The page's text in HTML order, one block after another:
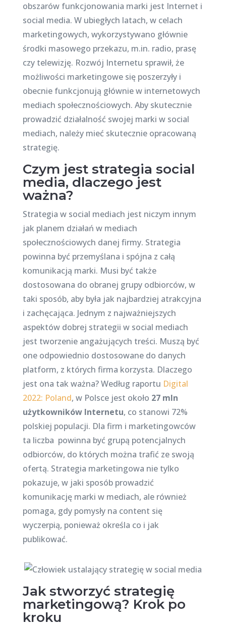
obszarów funkcjonowania marki jest Internet i
social media. W ubiegłych latach, w celach
marketingowych, wykorzystywano głównie
środki masowego przekazu, m.in. radio, prasę
czy telewizję. Rozwój Internetu sprawił, że
możliwości marketingowe się poszerzyły i
obecnie funkcjonują głównie w internetowych
mediach społecznościowych. Aby skutecznie
prowadzić działalność swojej marki w social
mediach, należy mieć skutecznie opracowaną
strategię.
Czym jest strategia social
media, dlaczego jest
ważna?
Strategia w social mediach jest niczym innym
jak planem działań w mediach
społecznościowych danej firmy. Strategia
powinna być przemyślana i spójna z całą
komunikacją marki. Musi być także
dostosowana do obranej grupy odbiorców, w
taki sposób, aby była jak najbardziej atrakcyjna
i zachęcająca. Jednym z najważniejszych
aspektów dobrej strategii w social mediach
jest tworzenie angażujących treści. Muszą być
one odpowiednio dostosowane do danych
platform, z których firma korzysta. Dlaczego
jest ona tak ważna? Według raportu Digital
2022: Poland, w Polsce jest około 27 mln
użytkowników Internetu, co stanowi 72%
polskiej populacji. Dla firm i marketingowców
ta liczba powinna być grupą potencjalnych
odbiorców, do których można trafić ze swoją
ofertą. Strategia marketingowa nie tylko
pokazuje, w jaki sposób prowadzić
komunikację marki w mediach, ale również
pomaga, gdy pomysły na content się
wyczerpią, ponieważ określa co i jak
publikować.
Jak stworzyć strategię
marketingową? Krok po
kroku